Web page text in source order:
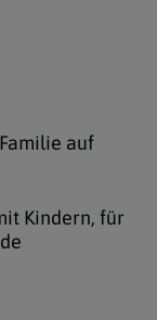
auf
Kindern, für